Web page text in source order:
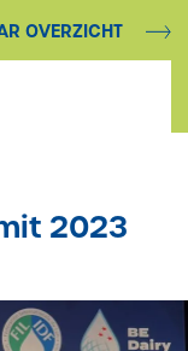
OVERZICHT
2023